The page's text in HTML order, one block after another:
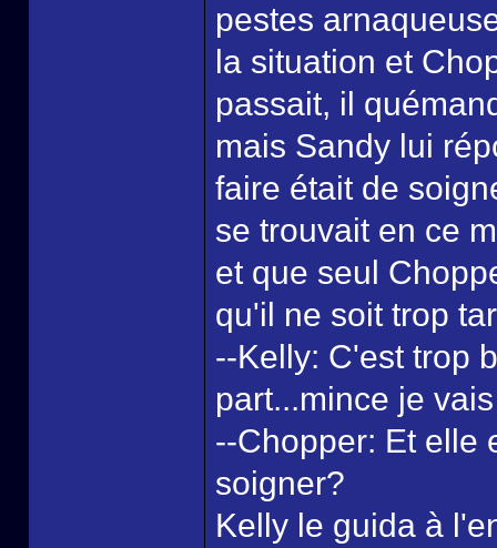
pestes
la situation et
passait, il
mais Sandy lui
faire était de
se trouvait en ce
et que seul
qu'il ne soit trop
--Kelly: C'est trop
part...mince je
--Chopper: Et elle
soigner?
Kelly le guida à